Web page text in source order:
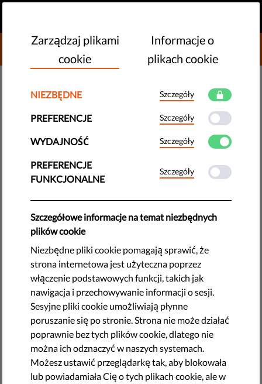
DONATE TO LIBERTIES
Pięć powodów dla których
powinniśmy traktować Unijny
Cyfrowy Certyfikat Covidowy jako
zwycięstwo
Z satysfakcją obserwujemy, że nasze kluczowe zalecenia co
do ochrony praw człowieka zostały zaadaptowane w trakcie
prac nad Cyfrowym Zielonym Paszportem. Oto osiągnięcia i
najnowsze poprawki dotyczące najbardziej wyczekiwanego
dokumentu tego lata.
by Orsolya Reich (Liberties) & Thomas Lohninger (epicenter.works)
czerwca 08, 2021
Zarządzaj plikami
cookie
Informacje o
plikach cookie
NIEZBĘDNE Szczegóły
PREFERENCJE Szczegóły
WYDAJNOŚĆ Szczegóły
PREFERENCJE
FUNKCJONALNE
Szczegóły
Szczegółowe informacje na temat niezbędnych
plików cookie
Niezbędne pliki cookie pomagają sprawić, że
strona internetowa jest użyteczna poprzez
włączenie podstawowych funkcji, takich jak
nawigacja i przechowywanie informacji o sesji.
Sesyjne pliki cookie umożliwiają płynne
poruszanie się po stronie. Strona nie może działać
poprawnie bez tych plików cookie, dlatego nie
można ich odznaczyć w naszych systemach.
Możesz ustawić przeglądarkę tak, aby blokowała
lub powiadamiała Cię o tych plikach cookie, ale w